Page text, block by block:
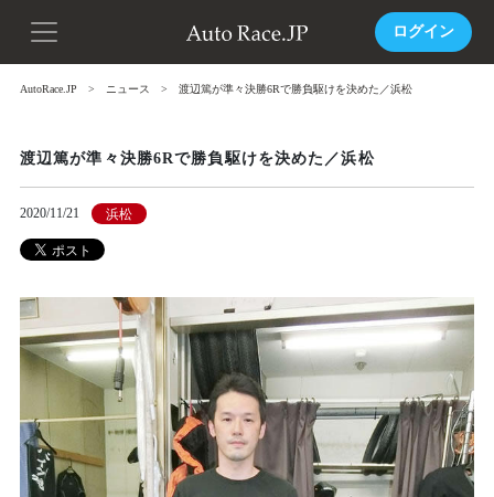
ログイン
AutoRace.JP ニュース 渡辺篤が準々決勝6Rで勝負駆けを決めた／浜松
渡辺篤が準々決勝6Rで勝負駆けを決めた／浜松
2020/11/21 浜松